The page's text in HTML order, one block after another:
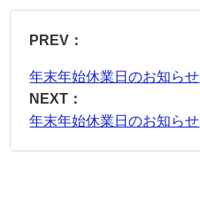
PREV：
年末年始休業日のお知らせ
NEXT：
年末年始休業日のお知らせ